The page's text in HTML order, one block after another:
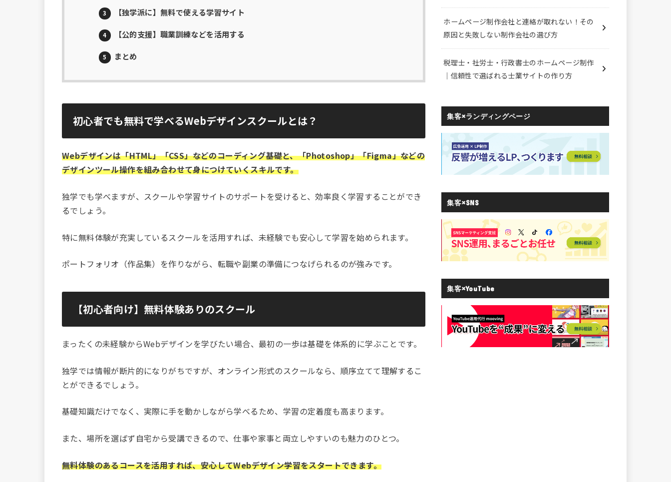
3 【独学派に】無料で使える学習サイト
4 【公的支援】職業訓練などを活用する
5 まとめ
初心者でも無料で学べるWebデザインスクールとは？
Webデザインは「HTML」「CSS」などのコーディング基礎と、「Photoshop」「Figma」などの
デザインツール操作を組み合わせて身につけていくスキルです。
独学でも学べますが、スクールや学習サイトのサポートを受けると、効率良く学習することができ
るでしょう。
特に無料体験が充実しているスクールを活用すれば、未経験でも安心して学習を始められます。
ポートフォリオ（作品集）を作りながら、転職や副業の準備につなげられるのが強みです。
【初心者向け】無料体験ありのスクール
まったくの未経験からWebデザインを学びたい場合、最初の一歩は基礎を体系的に学ぶことです。
独学では情報が断片的になりがちですが、オンライン形式のスクールなら、順序立てて理解するこ
とができるでしょう。
基礎知識だけでなく、実際に手を動かしながら学べるため、学習の定着度も高まります。
また、場所を選ばず自宅から受講できるので、仕事や家事と両立しやすいのも魅力のひとつ。
無料体験のあるコースを活用すれば、安心してWebデザイン学習をスタートできます。
ホームページ制作会社と連絡が取れない！その
原因と失敗しない制作会社の選び方
税理士・社労士・行政書士のホームページ制作
｜信頼性で選ばれる士業サイトの作り方
集客×ランディングページ
集客×SNS
集客×YouTube